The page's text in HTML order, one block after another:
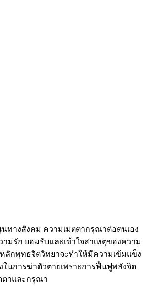
ทางสังคม ความเมตตากรุณาต่อตนเอง
มรัก ยอมรับและเข้าใจสาเหตุของความ
ลักพุทธจิตวิทยาจะทำให้มีความเข้มแข็ง
นการฆ่าตัวตายเพราะการฟื้นฟูพลังจิต
ตาและกรุณา